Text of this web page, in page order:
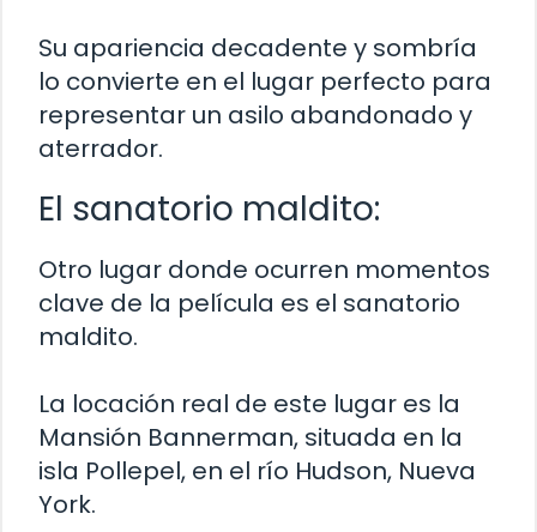
Su apariencia decadente y sombría
lo convierte en el lugar perfecto para
representar un asilo abandonado y
aterrador.
El sanatorio maldito:
Otro lugar donde ocurren momentos
clave de la película es el sanatorio
maldito.
La locación real de este lugar es la
Mansión Bannerman, situada en la
isla Pollepel, en el río Hudson, Nueva
York.